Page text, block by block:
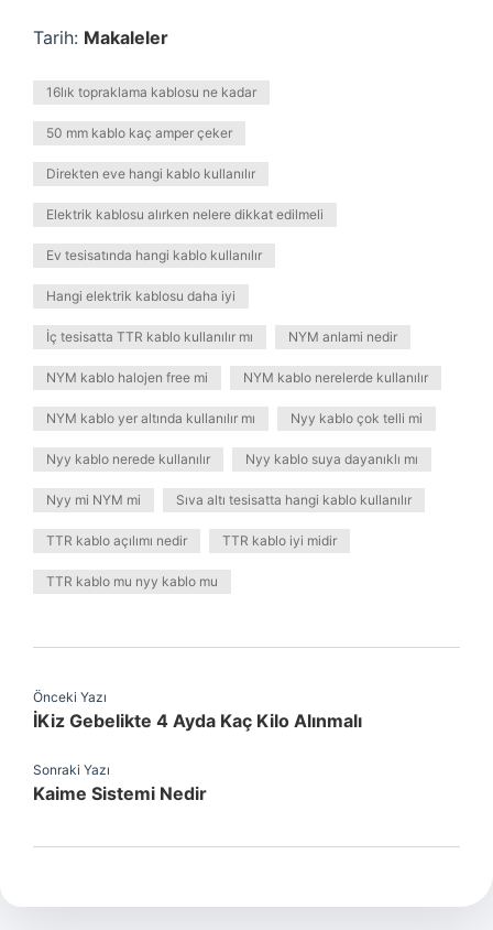
Tarih: Makaleler
16lık topraklama kablosu ne kadar
50 mm kablo kaç amper çeker
Direkten eve hangi kablo kullanılır
Elektrik kablosu alırken nelere dikkat edilmeli
Ev tesisatında hangi kablo kullanılır
Hangi elektrik kablosu daha iyi
İç tesisatta TTR kablo kullanılır mı NYM anlami nedir
NYM kablo halojen free mi NYM kablo nerelerde kullanılır
NYM kablo yer altında kullanılır mı Nyy kablo çok telli mi
Nyy kablo nerede kullanılır Nyy kablo suya dayanıklı mı
Nyy mi NYM mi Sıva altı tesisatta hangi kablo kullanılır
TTR kablo açılımı nedir TTR kablo iyi midir
TTR kablo mu nyy kablo mu
Önceki Yazı
İKiz Gebelikte 4 Ayda Kaç Kilo Alınmalı
Sonraki Yazı
Kaime Sistemi Nedir